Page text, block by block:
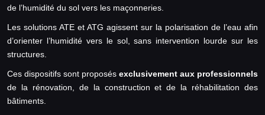
de l’humidité du sol vers les maçonneries.
Les solutions ATE et ATG agissent sur la polarisation de l’eau afin
d’orienter l’humidité vers le sol, sans intervention lourde sur les
structures.
Ces dispositifs sont proposés exclusivement aux professionnels
de la rénovation, de la construction et de la réhabilitation des
bâtiments.